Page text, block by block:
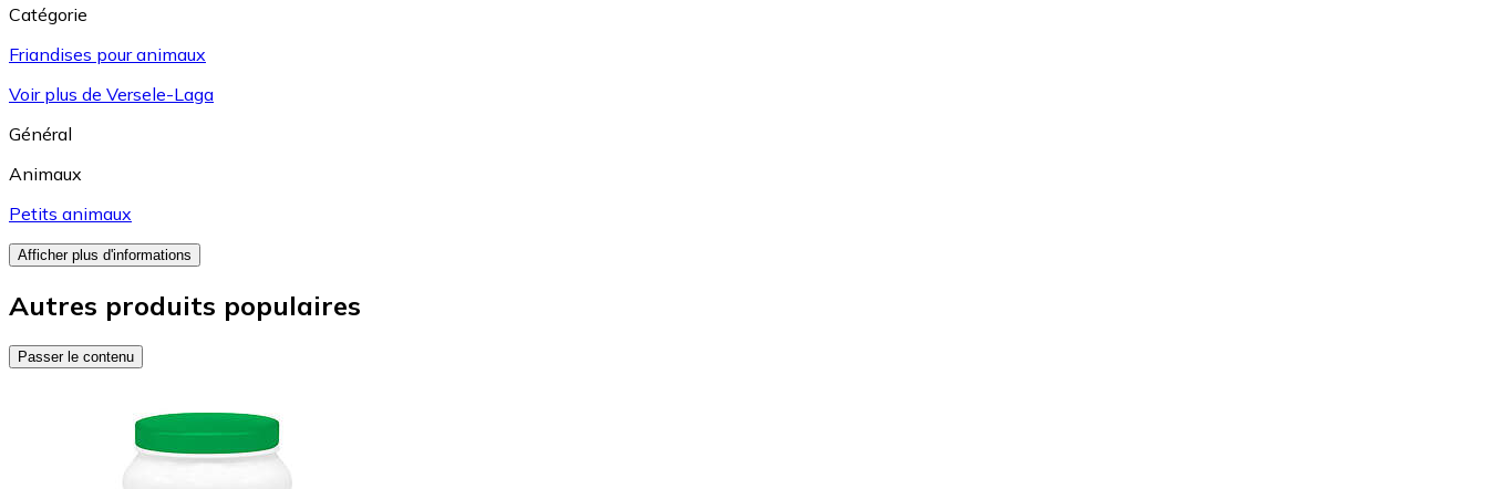
Catégorie
Friandises pour animaux
Voir plus de Versele-Laga
Général
Animaux
Petits animaux
Afficher plus d'informations
Autres produits populaires
Passer le contenu